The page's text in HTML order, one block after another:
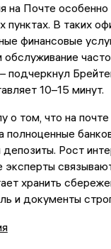
Почте особенно
пунктах. В таких
финансовые
обслуживание
подчеркнул
10–15 минут.
о том, что на
полноценные
Рост
хранить
и документы